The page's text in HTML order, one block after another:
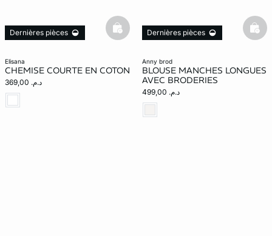
elisana
CHEMISE COURTE EN COTON
د.م. 369,00
Dernières pièces basketfull
anny brod
BLOUSE MANCHES LONGUES
AVEC BRODERIES
د.م. 499,00
Dernières pièces